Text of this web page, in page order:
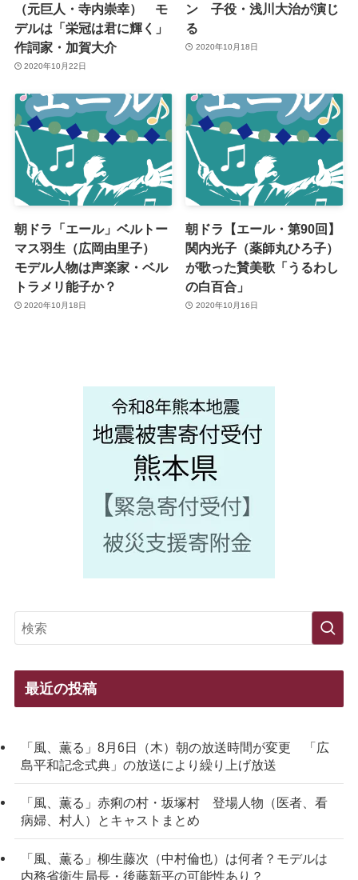
（元巨人・寺内崇幸） モ
デルは「栄冠は君に輝く」
作詞家・加賀大介
2020年10月22日
ン 子役・浅川大治が演じ
る
2020年10月18日
朝ドラ「エール」ベルトー
マス羽生（広岡由里子）
モデル人物は声楽家・ベル
トラメリ能子か？
2020年10月18日
朝ドラ【エール・第90回】
関内光子（薬師丸ひろ子）
が歌った賛美歌「うるわし
の白百合」
2020年10月16日
最近の投稿
「風、薫る」8月6日（木）朝の放送時間が変更 「広
島平和記念式典」の放送により繰り上げ放送
「風、薫る」赤痢の村・坂塚村 登場人物（医者、看
病婦、村人）とキャストまとめ
「風、薫る」柳生藤次（中村倫也）は何者？モデルは
内務省衛生局長・後藤新平の可能性あり？